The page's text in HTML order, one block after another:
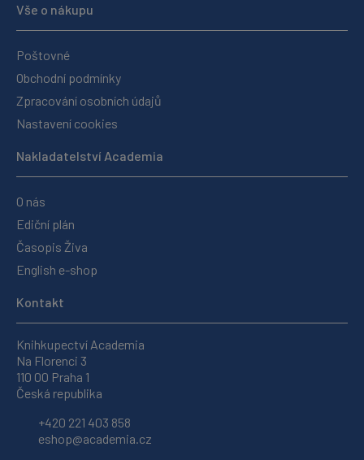
Vše o nákupu
Poštovné
Obchodní podmínky
Zpracování osobních údajů
Nastavení cookies
Nakladatelství Academia
O nás
Ediční plán
Časopis Živa
English e-shop
Kontakt
Knihkupectví Academia
Na Florenci 3
110 00 Praha 1
Česká republika
+420 221 403 858
eshop@academia.cz